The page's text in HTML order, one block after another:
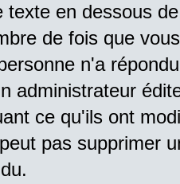
texte en dessous
de fois que
n'a
administrateur
ce qu'ils ont
pas supprimer